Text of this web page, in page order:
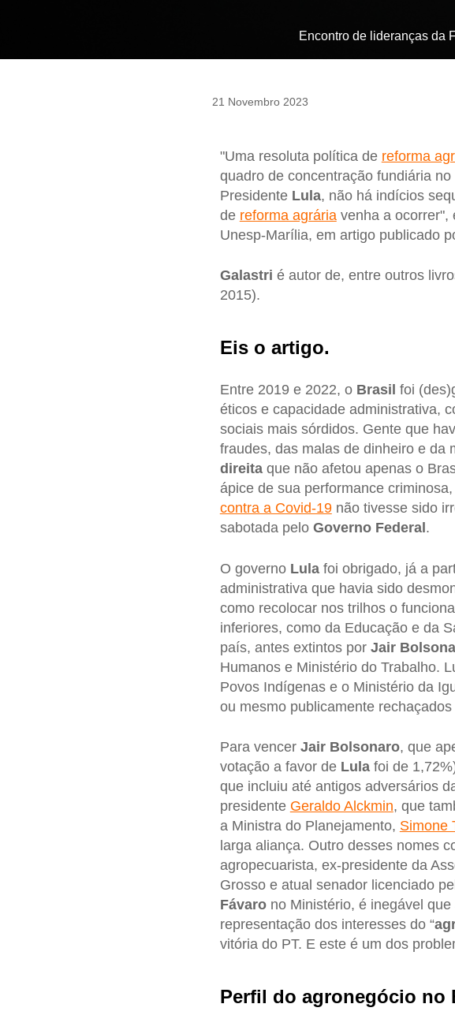
Encontro de lideranças da
21 Novembro 2023
"Uma resoluta política de reforma
quadro de concentração fundiária
Presidente Lula, não há indícios
de reforma agráriavenha a ocorrer",
Unesp-Marília, em artigo publicado
Galastri é autor de, entre outros
2015).
Eis o artigo.
Entre 2019 e 2022, o Brasil foi
éticos e capacidade administrativa,
sociais mais sórdidos. Gente que
fraudes, das malas de dinheiro e da
direitaque não afetou apenas o
ápice de sua performance
contra a Covid-19não tivesse sido
sabotada pelo Governo Federal .
O governo Lulafoi obrigado, já a
administrativa que havia sido
como recolocar nos trilhos o
inferiores, como da Educação e da
país, antes extintos por Jair
Humanos e Ministério do Trabalho.
Povos Indígenas e o Ministério da
ou mesmo publicamente
Para vencer Jair Bolsonaro, que
votação a favor de Lulafoi de
que incluiu até antigos adversários
presidente Geraldo Alckmin, que
a Ministra do Planejamento, Simone
larga aliança. Outro desses nomes
agropecuarista, ex-presidente da
Grosso e atual senador licenciado
Fávarono Ministério, é inegável que
representação dos interesses do “
vitória do PT. E este é um dos
Perfil do agronegócio no